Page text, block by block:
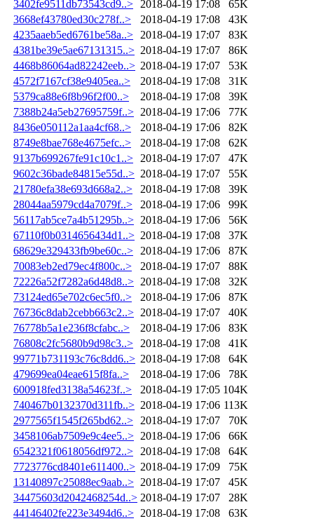
3402fe9511db73543cd9..> 2018-04-19 17:08
65K
3668ef43780ed30c278f..>
2018-04-19 17:08
43K
4235aaeb5ed6761be58a..>
2018-04-19 17:07
83K
4381be39e5ae67131315..> 2018-04-19 17:07
86K
4468b86064ad82242eeb..> 2018-04-19 17:07
53K
4572f7167cf38e9405ea..>
2018-04-19 17:08
31K
5379ca88e6f8b96f2f00..>
2018-04-19 17:08
39K
7388b24a5eb27695759f..> 2018-04-19 17:06
77K
8436e050112a1aa4cf68..>
2018-04-19 17:06
82K
8749e8bae768e4675efc..>
2018-04-19 17:08
62K
9137b699267fe91c10c1..>
2018-04-19 17:07
47K
9602c36bade84815e55d..> 2018-04-19 17:07
55K
21780efa38e693d668a2..>
2018-04-19 17:08
39K
28044aa5979cd4a7079f..>
2018-04-19 17:06
99K
56117ab5ce7a4b51295b..> 2018-04-19 17:06
56K
67110f0b0314656434d1..> 2018-04-19 17:08
37K
68629e329433fb9be60c..>
2018-04-19 17:06
87K
70083eb2ed79ec4f800c..>
2018-04-19 17:07
88K
72226a52f7282a6d48d8..> 2018-04-19 17:08
32K
73124ed65e702c6ec5f0..>
2018-04-19 17:06
87K
76736c8dab2cebb663c2..> 2018-04-19 17:07
40K
76778b5a1e236f8cfabc..>
2018-04-19 17:06
83K
76808c2fc5680b9d98c3..>
2018-04-19 17:08
41K
99771b731193c76c8dd6..> 2018-04-19 17:08
64K
479699ea04eae615f8fa..>
2018-04-19 17:06
78K
600918fed3138a54623f..>
2018-04-19 17:05 104K
740467b0132370d311fb..> 2018-04-19 17:06 113K
2977565f1545f265bd62..>
2018-04-19 17:07
70K
3458106ab7509e9c4ee5..> 2018-04-19 17:06
66K
6542321f0618056df972..>
2018-04-19 17:08
64K
7723776cd8401e611400..> 2018-04-19 17:09
75K
13140897c25088ec9aab..> 2018-04-19 17:07
45K
34475603d2042468254d..> 2018-04-19 17:07
28K
44146402fe223e3494d6..> 2018-04-19 17:08
63K